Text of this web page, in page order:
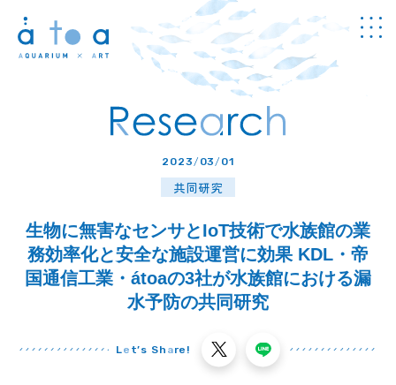
News
お知らせ
Program
学び
2023/ 03/ 01
共同研究
生物に無害なセンサとIoT技術で水族館の業
務効率化と安全な施設運営に効果 KDL・帝
国通信工業・átoaの3社が水族館における漏
水予防の共同研究
Le t’s Sh are!